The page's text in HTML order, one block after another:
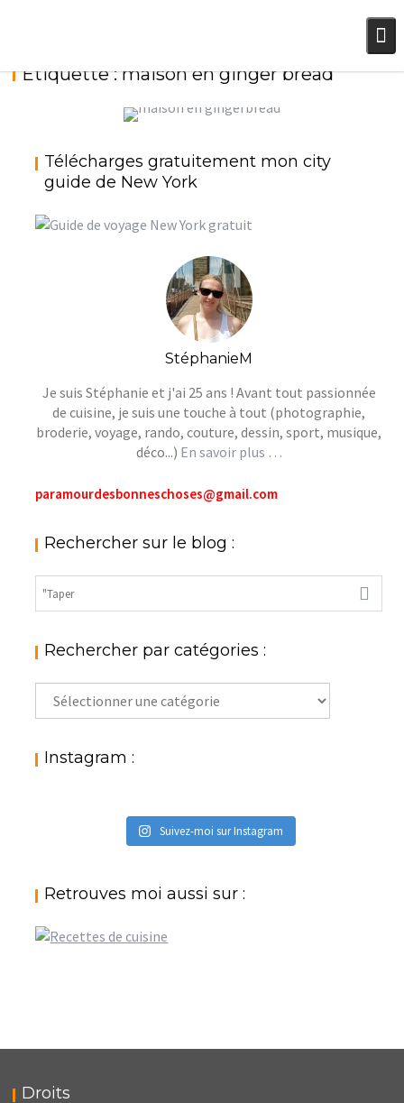
Étiquette :maison en ginger bread
MAISON EN GINGERBREAD OU PAIN D’ÉPICES
DE NOËL {15 DÉCEMBRE 2017}
Télécharges gratuitement mon city
guide de New York
StéphanieM
Je suis Stéphanie et j'ai 25 ans ! Avant tout passionnée
de cuisine, je suis une touche à tout (photographie,
broderie, voyage, rando, couture, dessin, sport, musique,
déco...) En savoir plus …
paramourdesbonneschoses@gmail.com
Rechercher sur le blog :
Rechercher par catégories :
Rechercher
par
: Instagram :
Suivez-moi sur Instagram
Retrouves moi aussi sur :
Droits